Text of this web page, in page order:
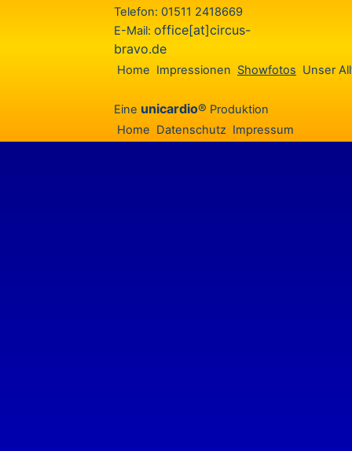
Telefon: 01511 2418669
E-Mail: office[at]circus-
bravo.de
Home Impressionen Showfotos Unser
Eine unicardio® Produktion
Home Datenschutz Impressum